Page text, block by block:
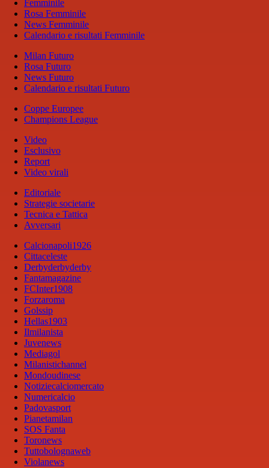
Femminile
Rosa Femminile
News Femminile
Calendario e risultati Femminile
Milan Futuro
Rosa Futuro
News Futuro
Calendario e risultati Futuro
Coppe Europee
Champions League
Video
Esclusivo
Report
Video virali
Editoriale
Strategie societarie
Tecnica e Tattica
Avversari
Calcionapoli1926
Cittaceleste
Derbyderbyderby
Fantamagazine
FCInter1908
Forzaroma
Golssip
Hellas1903
Ilmilanista
Juvenews
Mediagol
Milanistichannel
Mondoudinese
Notiziecalciomercato
Numericalcio
Padovasport
Pianetamilan
SOS Fanta
Toronews
Tuttobolognaweb
Violanews